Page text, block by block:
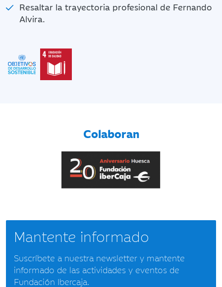
Resaltar la trayectoria profesional de Fernando
Alvira.
Colaboran
Mantente informado
Suscríbete a nuestra newsletter y mantente
informado de las actividades y eventos de
Fundación Ibercaja.